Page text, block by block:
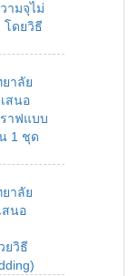
ามจุไม่
โดยวิธี
าลัย
สนอ
าฟแบบ
1 ชุด
าลัย
สนอ
ยวิธี